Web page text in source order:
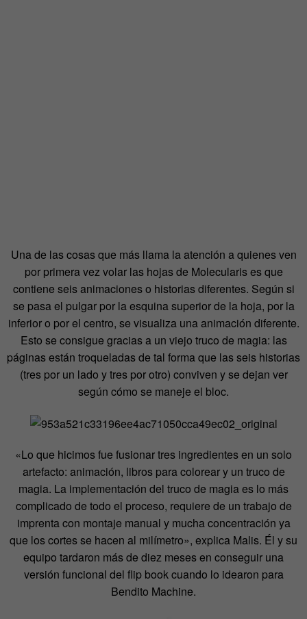
Una de las cosas que más llama la atención a quienes ven
por primera vez volar las hojas de Molecularis es que
contiene seis animaciones o historias diferentes. Según si
se pasa el pulgar por la esquina superior de la hoja, por la
inferior o por el centro, se visualiza una animación diferente.
Esto se consigue gracias a un viejo truco de magia: las
páginas están troqueladas de tal forma que las seis historias
(tres por un lado y tres por otro) conviven y se dejan ver
según cómo se maneje el bloc.
«Lo que hicimos fue fusionar tres ingredientes en un solo
artefacto: animación, libros para colorear y un truco de
magia. La implementación del truco de magia es lo más
complicado de todo el proceso, requiere de un trabajo de
imprenta con montaje manual y mucha concentración ya
que los cortes se hacen al milímetro», explica Malis. Él y su
equipo tardaron más de diez meses en conseguir una
versión funcional del flip book cuando lo idearon para
Bendito Machine.